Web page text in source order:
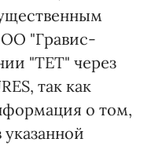
"Гравис-
"ТЕТ" через
так как
о том,